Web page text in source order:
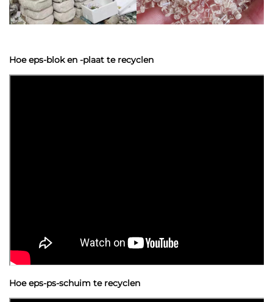
Hoe eps-blok en -plaat te recyclen
Hoe eps-ps-schuim te recyclen